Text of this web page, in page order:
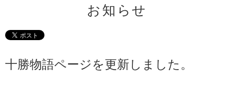
お知らせ
十勝物語ページを更新しました。